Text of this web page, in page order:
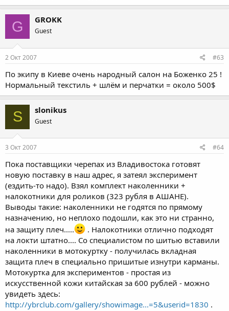
G GROKK
Guest
2 Окт 2007 #63
По экипу в Киеве очень народный салон на Боженко 25 !
Нормальный текстиль + шлём и перчатки = около 500$
S slonikus
Guest
3 Окт 2007 #64
Пока поставщики черепах из Владивостока готовят
новую поставку в наш адрес, я затеял эксперимент
(ездить-то надо). Взял комплект наколенники +
налокотники для роликов (323 рубля в АШАНЕ).
Выводы такие: наколенники не годятся по прямому
назначению, но неплохо подошли, как это ни странно,
на защиту плеч.....
. Налокотники отлично подходят
на локти штатно.... Со специалистом по шитью вставили
наколенники в мотокуртку - получилась вкладная
защита плеч в специально пришитые изнутри карманы.
Мотокуртка для экспериментов - простая из
искусственной кожи китайская за 600 рублей - можно
увидеть здесь:
http://ybrclub.com/gallery/showimage...=5&userid=1830 .